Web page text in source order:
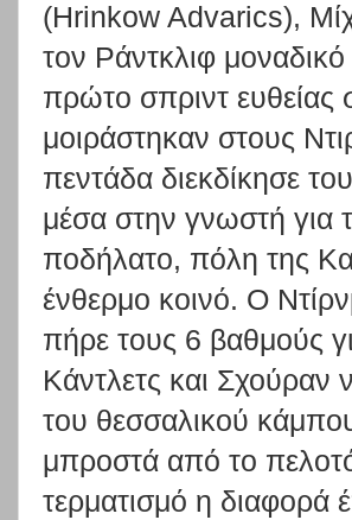
(Hrinkow Advarics),
τον Ράντκλιφ
πρώτο σπριντ ευθείας
μοιράστηκαν στους
πεντάδα διεκδίκησε
μέσα στην γνωστή για
ποδήλατο, πόλη της
ένθερμο κοινό. Ο
πήρε τους 6 βαθμούς
Κάντλετς και Σχούραν
του θεσσαλικού
μπροστά από το
τερματισμό η διαφορά